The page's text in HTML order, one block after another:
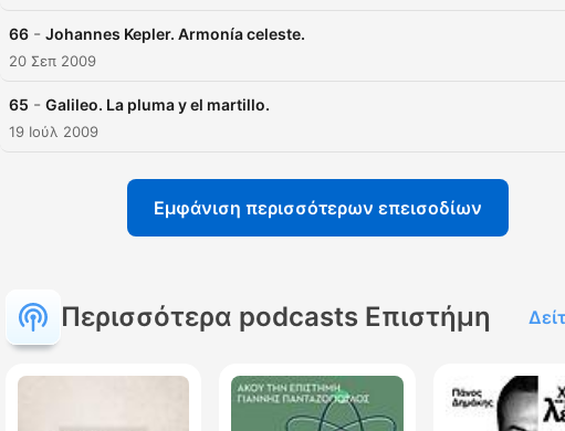
66 - Johannes Kepler. Armonía celeste.
20 Σεπ 2009
65 - Galileo. La pluma y el martillo.
19 Ιούλ 2009
Εμφάνιση περισσότερων επεισοδίων
Περισσότερα podcasts Επιστήμη